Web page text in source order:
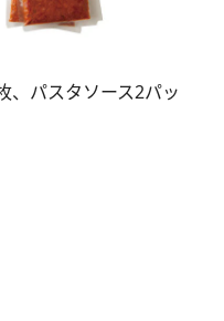
、パスタソース2パッ